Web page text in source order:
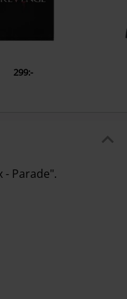
299:-
- Parade".